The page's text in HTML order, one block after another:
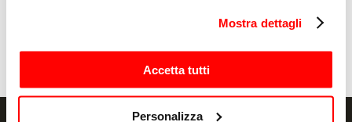
modificare o revocare il proprio consenso in qualsiasi
momento dalla Dichiarazione sui cookie o facendo clic
sull'icona di attivazione della privacy.
Mostra dettagli
Accetta tutti
Personalizza